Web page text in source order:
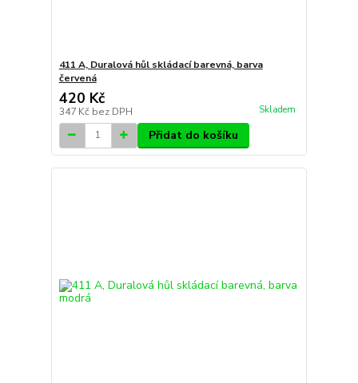
411 A, Duralová hůl skládací barevná, barva
červená
420 Kč
347 Kč bez DPH Skladem
Přidat do košíku